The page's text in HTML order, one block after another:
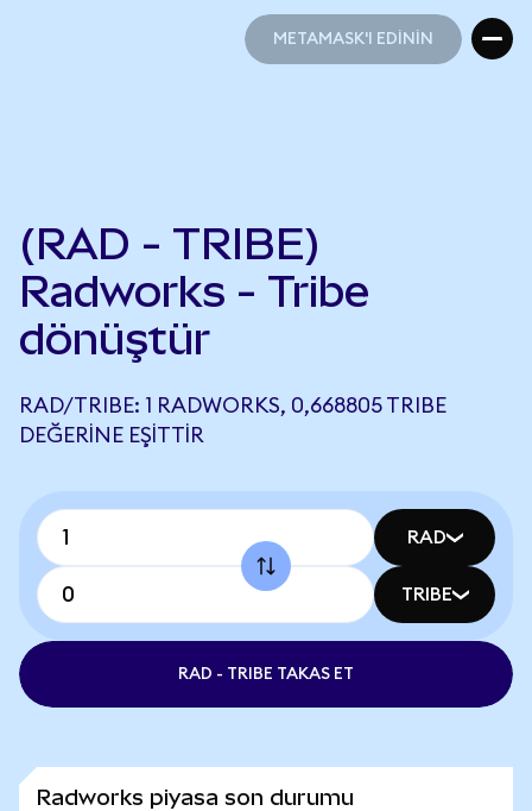
METAMASK'I EDİNİN
(RAD - TRIBE)
Radworks - Tribe
dönüştür
RAD/TRIBE: 1 RADWORKS, 0,668805 TRIBE
DEĞERINE EŞITTIR
RAD
TRIBE
RAD - TRIBE TAKAS ET
Radworks piyasa son durumu